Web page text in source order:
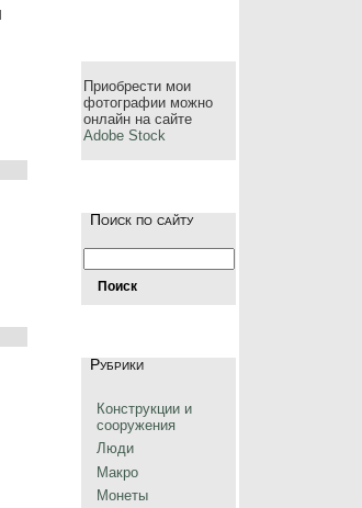
Приобрести мои
фотографии можно
онлайн на сайте
Adobe Stock
Поиск по сайту
Рубрики
Конструкции и
сооружения
Люди
Макро
Монеты